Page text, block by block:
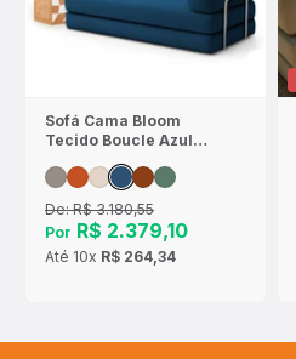
Sofá Cama Bloom
Tecido Boucle Azul
Marinho - Sofá na
Caixa
De:R$ 3.180,55
Por R$ 2.379,10
Até 10x R$ 264,34